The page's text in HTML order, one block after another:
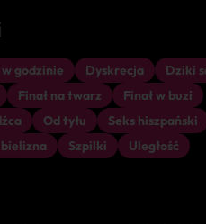
godzinie Dyskrecja
Dziki
Finał na twarz
Finał w buzi
Od tyłu
Seks hiszpański
Szpilki Uległość